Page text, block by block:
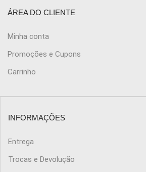
ÁREA DO CLIENTE
Minha conta
Promoções e Cupons
Carrinho
INFORMAÇÕES
Entrega
Trocas e Devolução